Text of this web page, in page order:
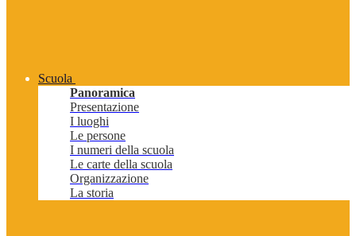
Scuola
Panoramica
Presentazione
I luoghi
Le persone
I numeri della scuola
Le carte della scuola
Organizzazione
La storia